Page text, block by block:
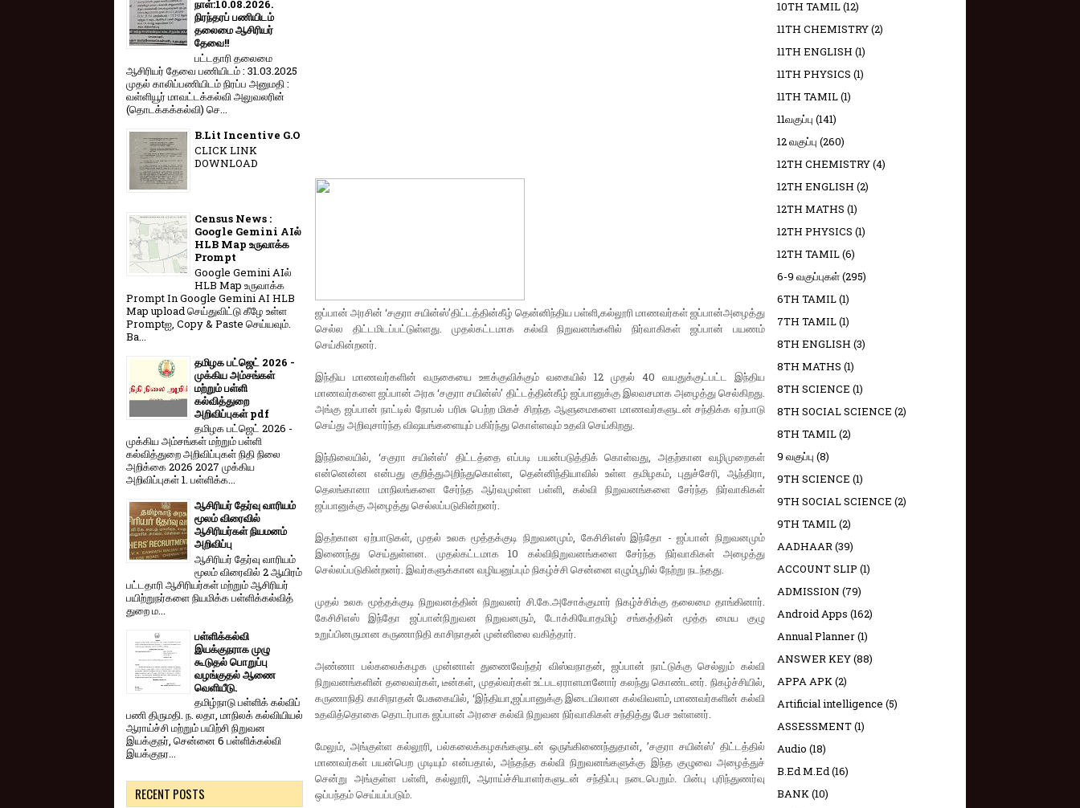
ஜப்பான் அரசின் ‘சகுரா சயின்ஸ்’திட்டத்தின்கீழ் தென்னிந்திய பள்ளி,கல்லூரி மாணவர்கள் ஜப்பான்அழைத்து
செல்ல திட்டமிடப்பட்டுள்ளது. முதல்கட்டமாக கல்வி நிறுவனங்களில் நிர்வாகிகள் ஜப்பான் பயணம்
செய்கின்றனர்.
இந்திய மாணவர்களின் வருகையை ஊக்குவிக்கும் வகையில் 12 முதல் 40 வயதுக்குட்பட்ட இந்திய
மாணவர்களை ஜப்பான் அரசு ‘சகுரா சயின்ஸ்’ திட்டத்தின்கீழ் ஜப்பானுக்கு இலவசமாக அழைத்து செல்கிறது.
அங்கு ஜப்பான் நாட்டில் நோபல் பரிசு பெற்ற மிகச் சிறந்த ஆளுமைகளை மாணவர்களுடன் சந்திக்க ஏற்பாடு
செய்து அறிவுசார்ந்த விஷயங்களையும் பகிர்ந்து கொள்ளவும் உதவி செய்கிறது.
இந்நிலையில், ‘சகுரா சயின்ஸ்’ திட்டத்தை எப்படி பயன்படுத்திக் கொள்வது, அதற்கான வழிமுறைகள்
என்னென்ன என்பது குறித்துஅறிந்துகொள்ள, தென்னிந்தியாவில் உள்ள தமிழகம், புதுச்சேரி, ஆந்திரா,
தெலங்கானா மாநிலங்களை சேர்ந்த ஆர்வமுள்ள பள்ளி, கல்வி நிறுவனங்களை சேர்ந்த நிர்வாகிகள்
ஜப்பானுக்கு அழைத்து செல்லப்படுகின்றனர்.
இதற்கான ஏற்பாடுகள், முதல் உலக மூத்தக்குடி நிறுவனமும், கேசிசிஎஸ் இந்தோ - ஜப்பான் நிறுவனமும்
இணைந்து செய்துள்ளன. முதல்கட்டமாக 10 கல்விநிறுவனங்களை சேர்ந்த நிர்வாகிகள் அழைத்து
செல்லப்படுகின்றனர். இவர்களுக்கான வழியனுப்பும் நிகழ்ச்சி சென்னை எழும்பூரில் நேற்று நடந்தது.
முதல் உலக மூத்தக்குடி நிறுவனத்தின் நிறுவனர் சி.கே.அசோக்குமார் நிகழ்ச்சிக்கு தலைமை தாங்கினார்.
கேசிசிஎஸ் இந்தோ ஜப்பான்நிறுவன நிறுவனரும், டோக்கியோதமிழ் சங்கத்தின் மூத்த மைய குழு
உறுப்பினருமான கருணாநிதி காசிநாதன் முன்னிலை வகித்தார்.
அண்ணா பல்கலைக்கழக முன்னாள் துணைவேந்தர் விஸ்வநாதன், ஜப்பான் நாட்டுக்கு செல்லும் கல்வி
நிறுவனங்களின் தலைவர்கள், டீன்கள், முதல்வர்கள் உட்படஏராளமானோர் கலந்து கொண்டனர். நிகழ்ச்சியில்,
கருணாநிதி காசிநாதன் பேசுகையில், ‘இந்தியா,ஜப்பானுக்கு இடையிலான கல்விவளம், மாணவர்களின் கல்வி
உதவித்தொகை தொடர்பாக ஜப்பான் அரசை கல்வி நிறுவன நிர்வாகிகள் சந்தித்து பேச உள்ளனர்.
மேலும், அங்குள்ள கல்லூரி, பல்கலைக்கழகங்களுடன் ஒருங்கிணைந்துதான், ’சகுரா சயின்ஸ்’ திட்டத்தில்
மாணவர்கள் பயன்பெற முடியும் என்பதால், அந்தந்த கல்வி நிறுவனங்களுக்கு இந்த குழுவை அழைத்துச்
சென்று அங்குள்ள பள்ளி, கல்லூரி, ஆராய்ச்சியாளர்களுடன் சந்திப்பு நடைபெறும். பின்பு புரிந்துணர்வு
ஒப்பந்தம் செய்யப்படும்.
நாள்:10.08.2026.
நிரந்தரப் பணியிடம்
தலைமை ஆசிரியர்
தேவை!!
பட்டதாரி தலைமை
ஆசிரியர் தேவை பணியிடம் : 31.03.2025
முதல் காலிப்பணியிடம் நிரப்ப அனுமதி :
வள்ளியூர் மாவட்டக்கல்வி அலுவலரின்
(தொடக்கக்கல்வி) செ...
B.Lit Incentive G.O
CLICK LINK
DOWNLOAD
Census News :
Google Gemini AIல்
HLB Map உருவாக்க
Prompt
Google Gemini AIல்
HLB Map உருவாக்க
Prompt In Google Gemini AI HLB
Map upload செய்துவிட்டு கீழே உள்ள
Promptஐ, Copy & Paste செய்யவும்.
Ba...
தமிழக பட்ஜெட் 2026 -
முக்கிய அம்சங்கள்
மற்றும் பள்ளி
கல்வித்துறை
அறிவிப்புகள் pdf
தமிழக பட்ஜெட் 2026 -
முக்கிய அம்சங்கள் மற்றும் பள்ளி
கல்வித்துறை அறிவிப்புகள் நிதி நிலை
அறிக்கை 2026 2027 முக்கிய
அறிவிப்புகள் 1. பள்ளிக்க...
ஆசிரியர் தேர்வு வாரியம்
மூலம் விரைவில்
ஆசிரியர்கள் நியமனம்
அறிவிப்பு
ஆசிரியர் தேர்வு வாரி​யம்
மூலம் விரை​வில் 2 ஆயிரம்
பட்​ட​தாரி ஆசிரியர்​கள் மற்​றும் ஆசிரியர்
பயிற்றுநர்​களை நியமிக்க பள்​ளிக்​கல்​வித்​
துறை ம...
பள்ளிக்கல்வி
இயக்குநராக முழு
கூடுதல் பொறுப்பு
வழங்குதல் ஆணை
வெளியீடு.
தமிழ்நாடு பள்ளிக் கல்விப்
பணி திருமதி. ந. லதா, மாநிலக் கல்வியியல்
ஆராய்ச்சி மற்றும் பயிற்சி நிறுவன
இயக்குநர், சென்னை 6 பள்ளிக்கல்வி
இயக்குநர...
RECENT POSTS
10TH TAMIL(12)
11TH CHEMISTRY(2)
11TH ENGLISH (1)
11TH PHYSICS (1)
11TH TAMIL(1)
11வகுப்பு (141)
12 வகுப்பு (260)
12TH CHEMISTRY(4)
12TH ENGLISH (2)
12TH MATHS (1)
12TH PHYSICS (1)
12TH TAMIL(6)
6-9 வகுப்புகள்(295)
6TH TAMIL(1)
7TH TAMIL(1)
8TH ENGLISH (3)
8TH MATHS (1)
8TH SCIENCE (1)
8TH SOCIAL SCIENCE (2)
8TH TAMIL(2)
9 வகுப்பு (8)
9TH SCIENCE (1)
9TH SOCIAL SCIENCE (2)
9TH TAMIL(2)
AADHAAR(39)
ACCOUNT SLIP (1)
ADMISSION (79)
Android Apps (162)
Annual Planner(1)
ANSWER KEY(88)
APPA APK(2)
Artificial intelligence (5)
ASSESSMENT(1)
Audio (18)
B.Ed M.Ed(16)
BANK(10)